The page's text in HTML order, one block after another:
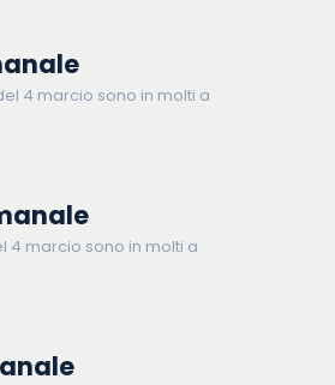
4 marcio sono in molti a
4 marcio sono in molti a